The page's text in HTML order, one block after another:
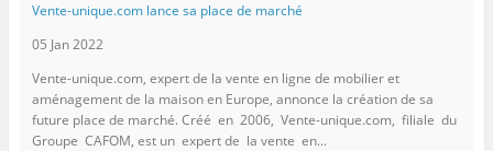
Vente-unique.com lance sa place de marché
05 Jan 2022
Vente-unique.com, expert de la vente en ligne de mobilier et
aménagement de la maison en Europe, annonce la création de sa
future place de marché. Créé en 2006, Vente-unique.com, filiale du
Groupe CAFOM, est un expert de la vente en...